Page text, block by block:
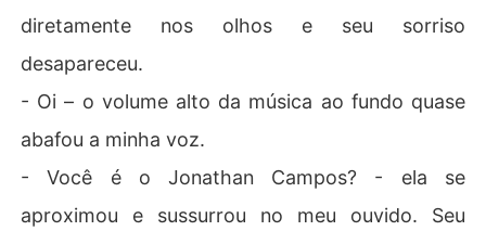
diretamente nos olhos e seu sorriso
desapareceu.
- Oi – o volume alto da música ao fundo quase
abafou a minha voz.
- Você é o Jonathan Campos? - ela se
aproximou e sussurrou no meu ouvido. Seu